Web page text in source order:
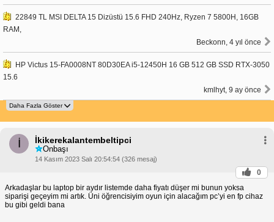
22849 TL MSI DELTA 15 Dizüstü 15.6 FHD 240Hz, Ryzen 7 5800H, 16GB
RAM,
Beckonn, 4 yıl önce
HP Victus 15-FA0008NT 80D30EA i5-12450H 16 GB 512 GB SSD RTX-3050
15.6
kmlhyt, 9 ay önce
İ İkikerekalantembeltipci
Onbaşı
14 Kasım 2023 Salı 20:54:54 (326 mesaj)
0
Arkadaşlar bu laptop bir aydır listemde daha fiyatı düşer mi bunun yoksa
siparişi geçeyim mi artık. Üni öğrencisiyim oyun için alacağım pc’yi en fp cihaz
bu gibi geldi bana